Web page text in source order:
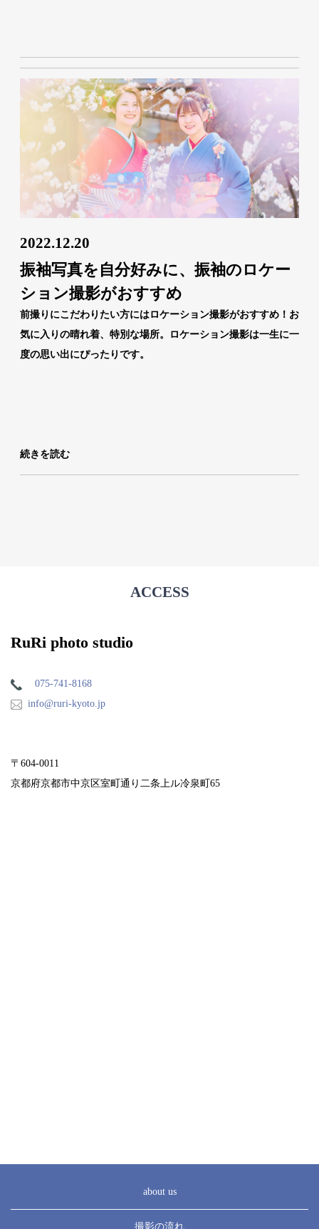
2022.12.20
振袖写真を自分好みに、振袖のロケー
ション撮影がおすすめ
前撮りにこだわりたい方にはロケーション撮影がおすすめ！お
気に入りの晴れ着、特別な場所。ロケーション撮影は一生に一
度の思い出にぴったりです。
続きを読む
ACCESS
RuRi photo studio
075-741-8168
info@ruri-kyoto.jp
〒604-0011
京都府京都市中京区室町通り二条上ル冷泉町65
about us
撮影の流れ